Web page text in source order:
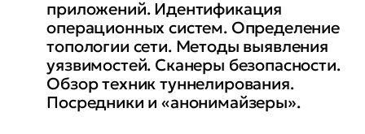
приложений. Идентификация
операционных систем. Определение
топологии сети. Методы выявления
уязвимостей. Сканеры безопасности.
Обзор техник туннелирования.
Посредники и «анонимайзеры».